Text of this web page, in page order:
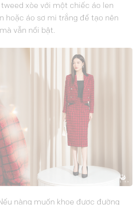
xòe với một chiếc áo len
hoặc áo sơ mi trắng để tạo nên
vẫn nổi bật.
nàng muốn khoe được đường